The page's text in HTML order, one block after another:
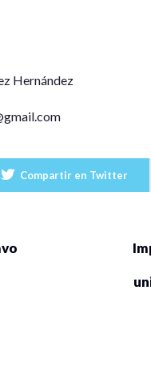
Hernández
Compartir en Twitter